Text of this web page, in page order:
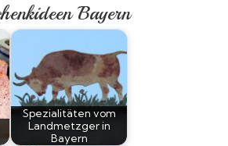
Bayern
Spezialitäten vom
Landmetzger in
Bayern